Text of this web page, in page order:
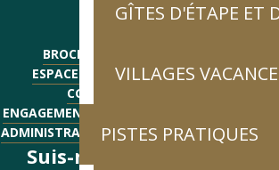
GÎTES D'ÉTAPE ET
VILLAGES
PISTES PRATIQUES
BROCHURES
ESPACE PRESSE
CGV
ENGAGEMENTS QUALITÉ
ADMINISTRATIF - EMPLOI
Suis-nous !